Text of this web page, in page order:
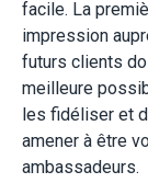
facile. La
impression
futurs clients
meilleure
les fidéliser et
amener à être
ambassadeurs.